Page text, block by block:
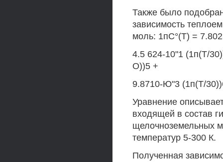
Также было
зависимость
моль: 1пС°(Т) =
4.5 624-10"1 (1п(Т/
О))5 +
9.8710-Ю"3 (1п(Т/
Уравнение
входящей в состав
щелочноземельных
температур 5-300 К.
Полученная